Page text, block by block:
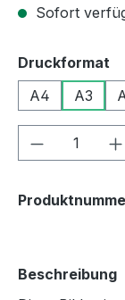
Sofort
Druckformat
A4
A3
Produkt
Beschreibung